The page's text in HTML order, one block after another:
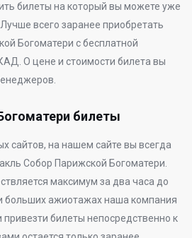
билеты на который вы можете уже
всего заранее приобретать
Богоматери с бесплатной
О цене и стоимости билета вы
билеты
сайтов, на нашем сайте вы всегда
Собор Парижской Богоматери.
максимум за два часа до
больших ажиотажах наша компания
привезти билеты непосредственно к